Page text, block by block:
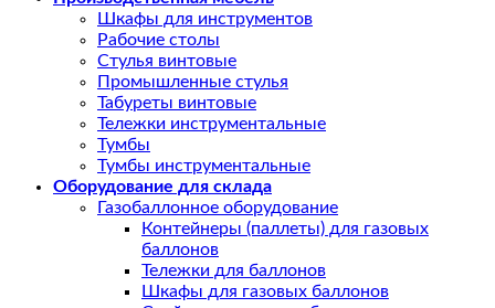
Шкафы для инструментов
Рабочие столы
Стулья винтовые
Промышленные стулья
Табуреты винтовые
Тележки инструментальные
Тумбы
Тумбы инструментальные
Оборудование для склада
Газобаллонное оборудование
Контейнеры (паллеты) для газовых
баллонов
Тележки для баллонов
Шкафы для газовых баллонов